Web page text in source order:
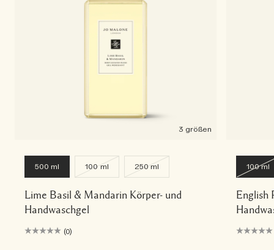
3 größen
500 ml 100 ml 250 ml
Lime Basil & Mandarin Körper- und
Handwaschgel
(0)
100 ml
English